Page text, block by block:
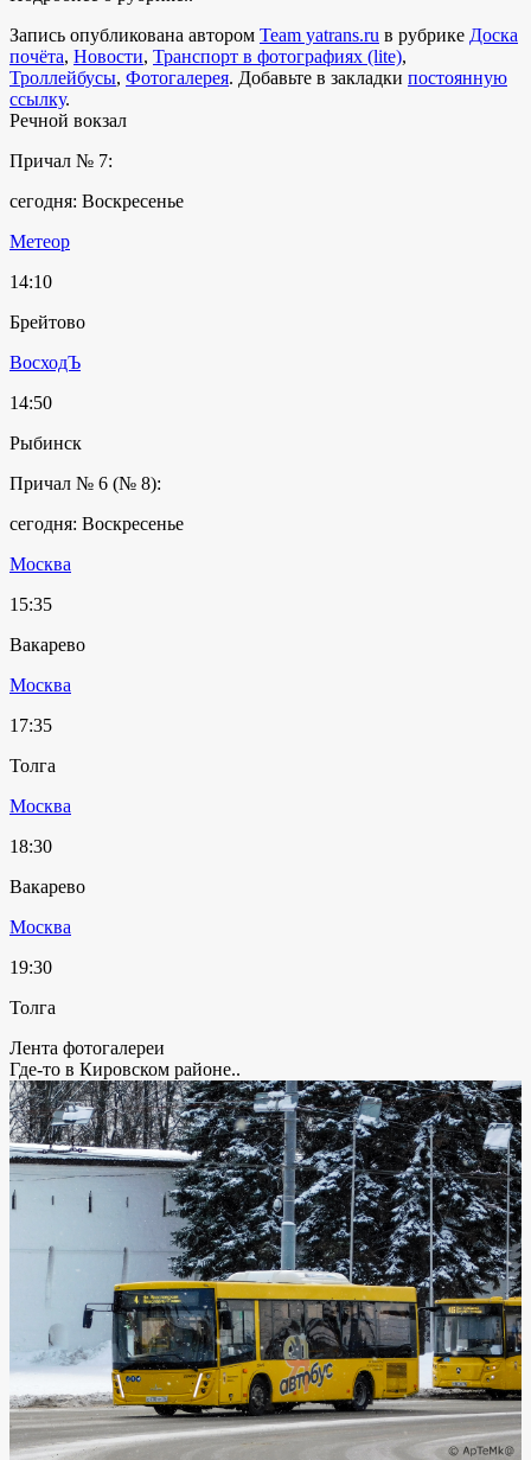
Запись опубликована автором Team yatrans.ru в рубрике Доска
почёта, Новости, Транспорт в фотографиях (lite),
Троллейбусы, Фотогалерея. Добавьте в закладки постоянную
ссылку.
Речной вокзал
Причал № 7:
сегодня: Воскресенье
Метеор
14:10
Брейтово
ВосходЪ
14:50
Рыбинск
Причал № 6 (№ 8):
сегодня: Воскресенье
Москва
15:35
Вакарево
Москва
17:35
Толга
Москва
18:30
Вакарево
Москва
19:30
Толга
Лента фотогалереи
Где-то в Кировском районе..